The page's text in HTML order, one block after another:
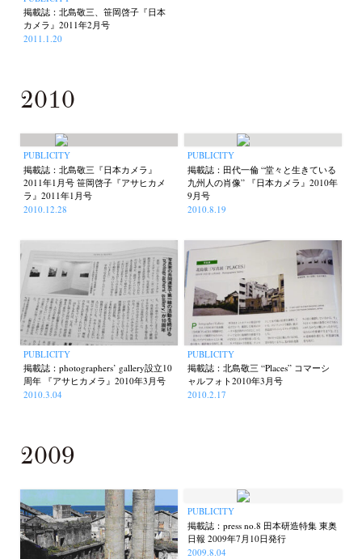
掲載誌：北島敬三、笹岡啓子『日本
カメラ』2011年2月号
2011.1.20
2010
PUBLICITY
掲載誌：北島敬三『日本カメラ』
2011年1月号 笹岡啓子『アサヒカメ
ラ』2011年1月号
2010.12.28
PUBLICITY
掲載誌：田代一倫 “堂々と生きている
九州人の肖像” 『日本カメラ』2010年
9月号
2010.8.19
PUBLICITY
掲載誌：photographers’ gallery設立10
周年 『アサヒカメラ』2010年3月号
2010.3.04
PUBLICITY
掲載誌：北島敬三 “Places” コマーシ
ャルフォト2010年3月号
2010.2.17
2009
PUBLICITY
掲載誌：press no.8 田本研造特集 東奥
日報 2009年7月10日発行
2009.8.04